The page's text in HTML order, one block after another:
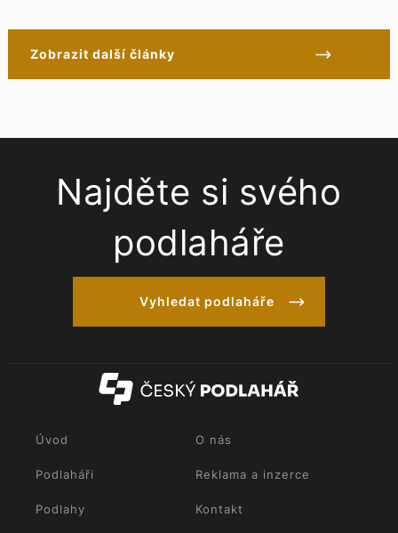
Zobrazit další články
Najděte si svého
podlaháře
Vyhledat podlaháře
Úvod O nás
Podlaháři Reklama a inzerce
Podlahy Kontakt